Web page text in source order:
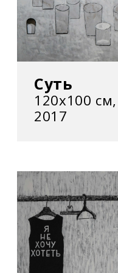
Арсеналі. Київ,
– «СлободаКульт»
«Галерея ІЛЬКО».
– NEGROв
Кальяо, Перу
2017
– «Місто ХА.
– «Механізм
Всеукраїнської
спрямування» в
сучасного
Україна
2016
Суть
120х100
2017